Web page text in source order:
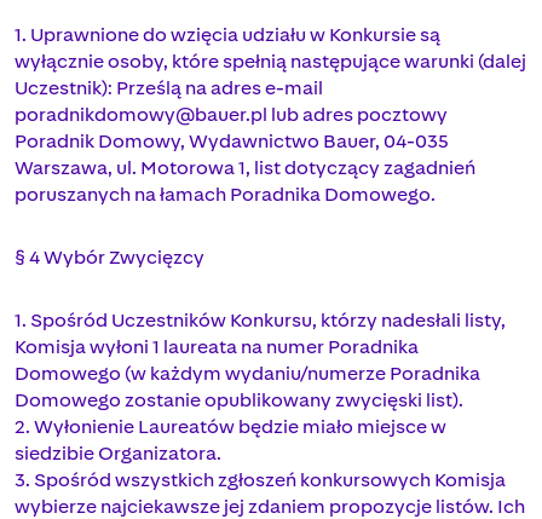
1. Uprawnione do wzięcia udziału w Konkursie są
wyłącznie osoby, które spełnią następujące warunki (dalej
Uczestnik): Prześlą na adres e-mail
poradnikdomowy@bauer.pl lub adres pocztowy
Poradnik Domowy, Wydawnictwo Bauer, 04-035
Warszawa, ul. Motorowa 1, list dotyczący zagadnień
poruszanych na łamach Poradnika Domowego.
§ 4 Wybór Zwycięzcy
1. Spośród Uczestników Konkursu, którzy nadesłali listy,
Komisja wyłoni 1 laureata na numer Poradnika
Domowego (w każdym wydaniu/numerze Poradnika
Domowego zostanie opublikowany zwycięski list).
2. Wyłonienie Laureatów będzie miało miejsce w
siedzibie Organizatora.
3. Spośród wszystkich zgłoszeń konkursowych Komisja
wybierze najciekawsze jej zdaniem propozycje listów. Ich